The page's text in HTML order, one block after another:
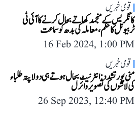
قومی خبریں
کانگریس کے منجمد کھاتے بحال کرنے کا آئی ٹی
ٹربیونل کا حکم، معاملہ کی بدھ کو سماعت
16 Feb 2024, 1:00 PM
قومی خبریں
منی پور تشدد: انٹرنیٹ بحال ہوتے ہی دو لاپتہ طلباء
کی لاشوں کی تصویر وائرل
26 Sep 2023, 12:40 PM